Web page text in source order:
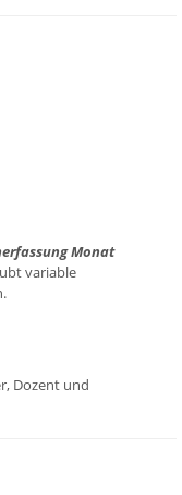
Monat
variable
Dozent und